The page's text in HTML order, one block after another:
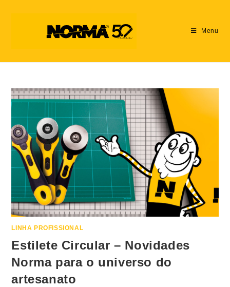
Menu
LINHA PROFISSIONAL
Estilete Circular – Novidades
Norma para o universo do
artesanato